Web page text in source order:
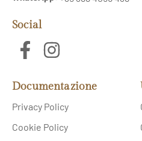
Social
Documentazione
Privacy Policy
Cookie Policy